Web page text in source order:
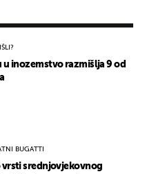
u inozemstvo razmišlja 9 od
BUGATTI
vrsti srednjovjekovnog